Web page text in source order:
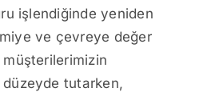
işlendiğinde yeniden
ve çevreye değer
müşterilerimizin
tutarken,